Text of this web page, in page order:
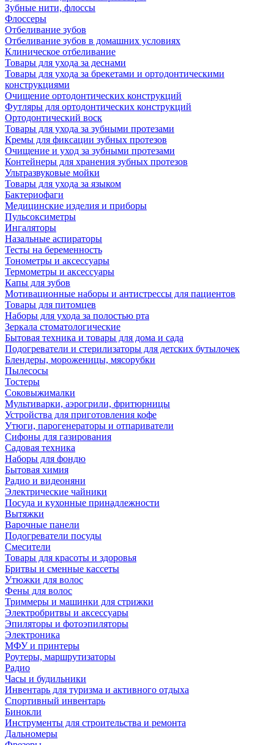
Зубные нити, флоссы
Флоссеры
Отбеливание зубов
Отбеливание зубов в домашних условиях
Клиническое отбеливание
Товары для ухода за деснами
Товары для ухода за брекетами и ортодонтическими
конструкциями
Очищение ортодонтических конструкций
Футляры для ортодонтических конструкций
Ортодонтический воск
Товары для ухода за зубными протезами
Кремы для фиксации зубных протезов
Очищение и уход за зубными протезами
Контейнеры для хранения зубных протезов
Ультразвуковые мойки
Товары для ухода за языком
Бактериофаги
Медицинские изделия и приборы
Пульсоксиметры
Ингаляторы
Назальные аспираторы
Тесты на беременность
Тонометры и аксессуары
Термометры и аксессуары
Капы для зубов
Мотивационные наборы и антистрессы для пациентов
Товары для питомцев
Наборы для ухода за полостью рта
Зеркала стоматологические
Бытовая техника и товары для дома и сада
Подогреватели и стерилизаторы для детских бутылочек
Блендеры, мороженицы, мясорубки
Пылесосы
Тостеры
Соковыжималки
Мультиварки, аэрогрили, фритюрницы
Устройства для приготовления кофе
Утюги, парогенераторы и отпариватели
Сифоны для газирования
Садовая техника
Наборы для фондю
Бытовая химия
Радио и видеоняни
Электрические чайники
Посуда и кухонные принадлежности
Вытяжки
Варочные панели
Подогреватели посуды
Смесители
Товары для красоты и здоровья
Бритвы и сменные кассеты
Утюжки для волос
Фены для волос
Триммеры и машинки для стрижки
Электробритвы и аксессуары
Эпиляторы и фотоэпиляторы
Электроника
МФУ и принтеры
Роутеры, маршрутизаторы
Радио
Часы и будильники
Инвентарь для туризма и активного отдыха
Спортивный инвентарь
Бинокли
Инструменты для строительства и ремонта
Дальномеры